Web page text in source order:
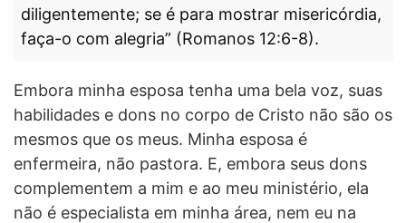
diligentemente; se é para mostrar misericórdia,
faça-o com alegria” (Romanos 12:6-8).
Embora minha esposa tenha uma bela voz, suas
habilidades e dons no corpo de Cristo não são os
mesmos que os meus. Minha esposa é
enfermeira, não pastora. E, embora seus dons
complementem a mim e ao meu ministério, ela
não é especialista em minha área, nem eu na